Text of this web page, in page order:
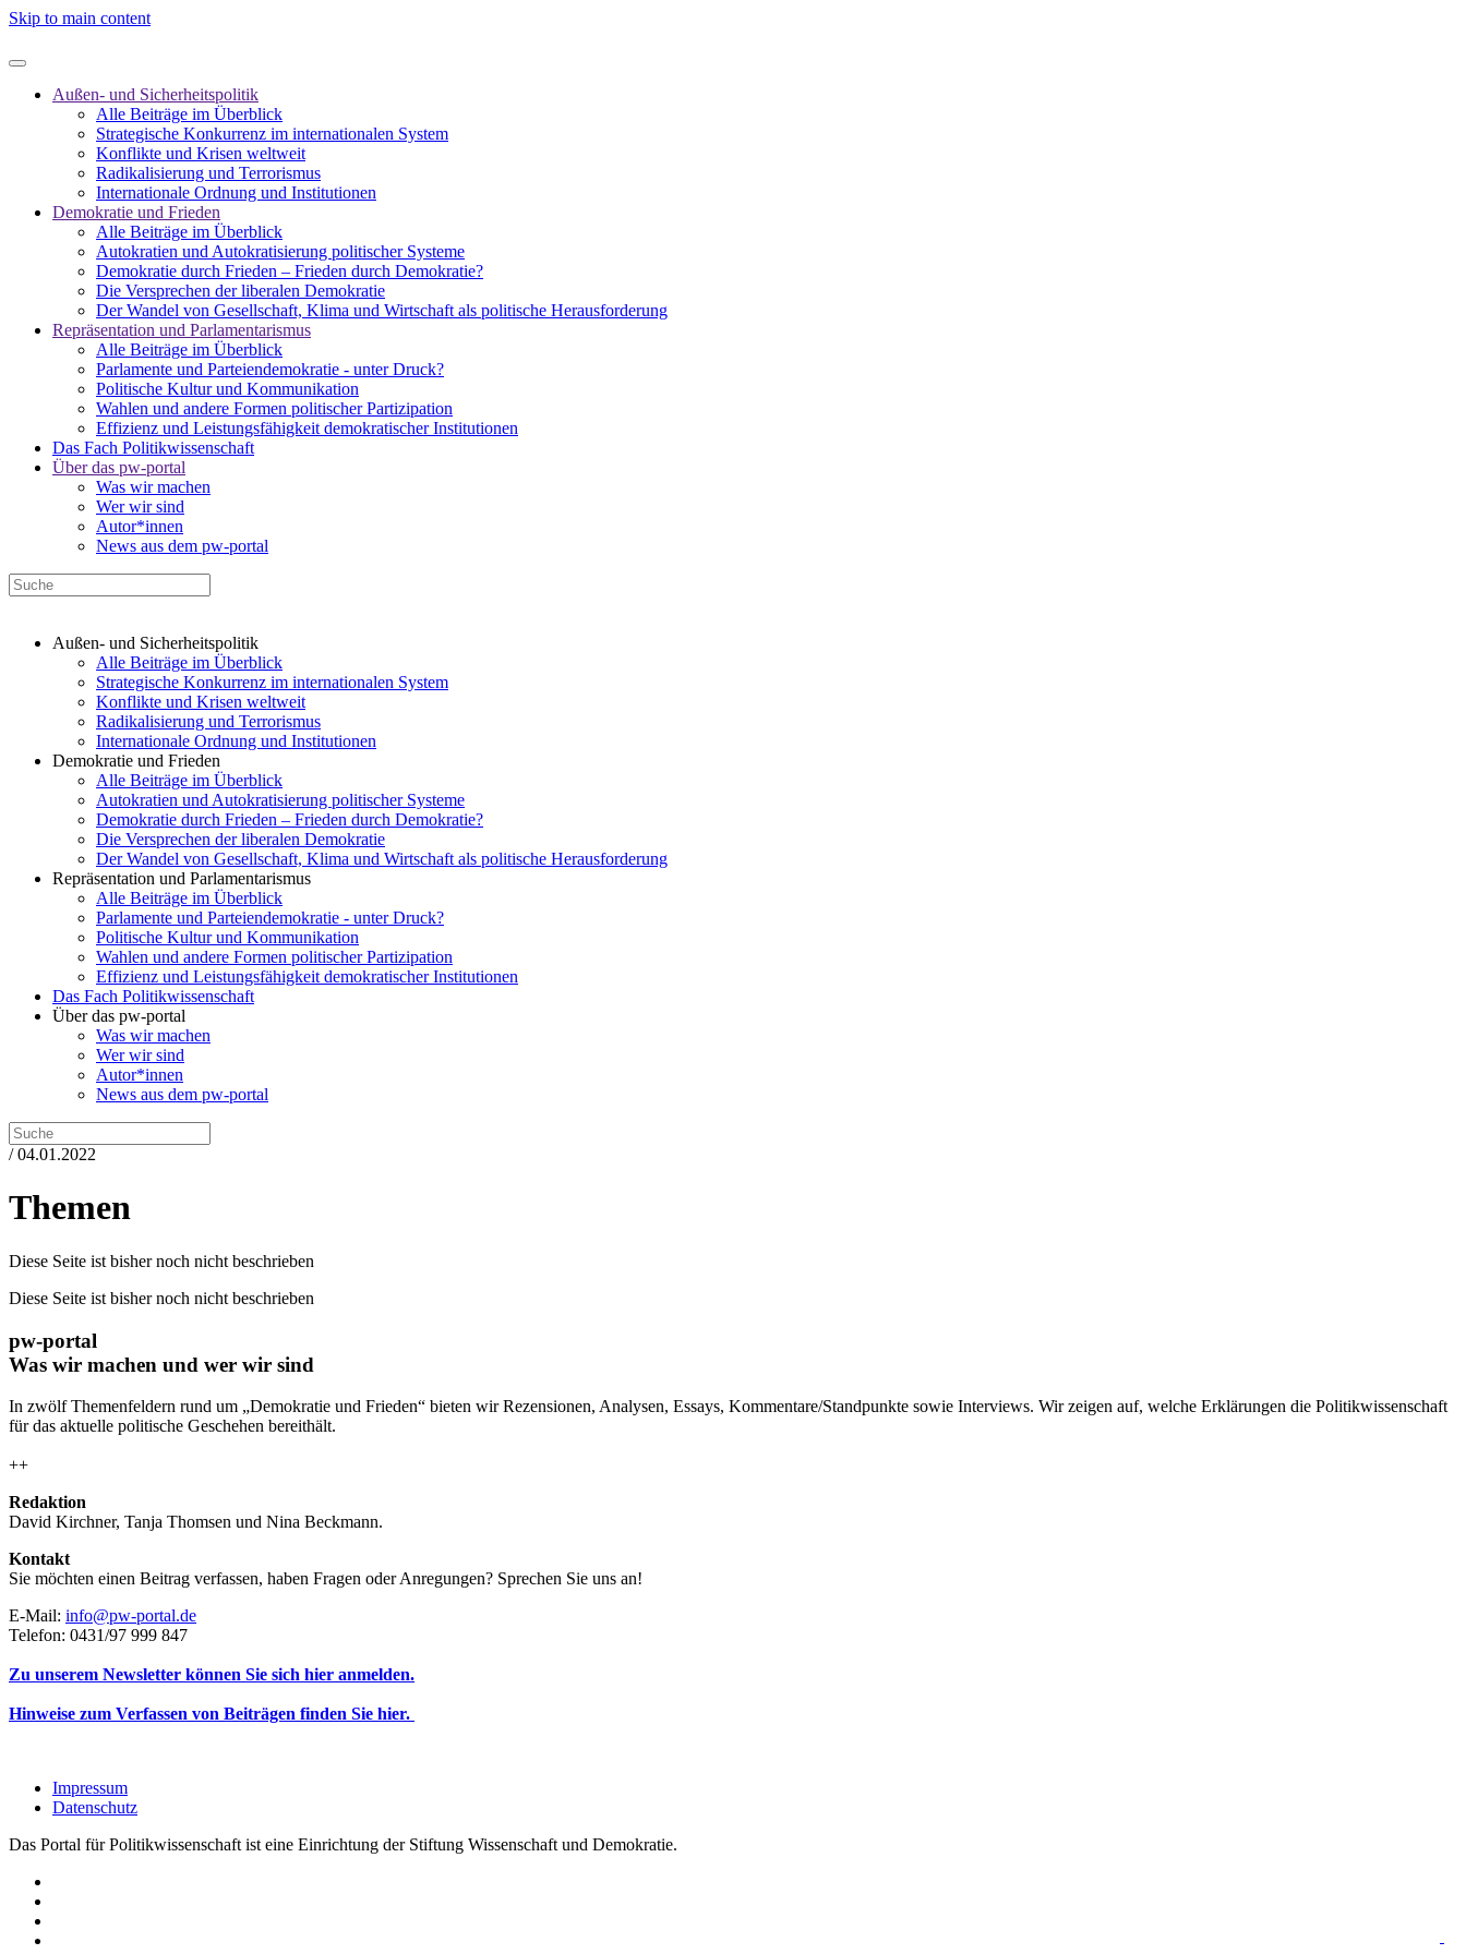
Skip to main content
Außen- und Sicherheitspolitik
Alle Beiträge im Überblick
Strategische Konkurrenz im internationalen System
Konflikte und Krisen weltweit
Radikalisierung und Terrorismus
Internationale Ordnung und Institutionen
Demokratie und Frieden
Alle Beiträge im Überblick
Autokratien und Autokratisierung politischer Systeme
Demokratie durch Frieden – Frieden durch Demokratie?
Die Versprechen der liberalen Demokratie
Der Wandel von Gesellschaft, Klima und Wirtschaft als politische Herausforderung
Repräsentation und Parlamentarismus
Alle Beiträge im Überblick
Parlamente und Parteiendemokratie - unter Druck?
Politische Kultur und Kommunikation
Wahlen und andere Formen politischer Partizipation
Effizienz und Leistungsfähigkeit demokratischer Institutionen
Das Fach Politikwissenschaft
Über das pw-portal
Was wir machen
Wer wir sind
Autor*innen
News aus dem pw-portal
Außen- und Sicherheitspolitik
Alle Beiträge im Überblick
Strategische Konkurrenz im internationalen System
Konflikte und Krisen weltweit
Radikalisierung und Terrorismus
Internationale Ordnung und Institutionen
Demokratie und Frieden
Alle Beiträge im Überblick
Autokratien und Autokratisierung politischer Systeme
Demokratie durch Frieden – Frieden durch Demokratie?
Die Versprechen der liberalen Demokratie
Der Wandel von Gesellschaft, Klima und Wirtschaft als politische Herausforderung
Repräsentation und Parlamentarismus
Alle Beiträge im Überblick
Parlamente und Parteiendemokratie - unter Druck?
Politische Kultur und Kommunikation
Wahlen und andere Formen politischer Partizipation
Effizienz und Leistungsfähigkeit demokratischer Institutionen
Das Fach Politikwissenschaft
Über das pw-portal
Was wir machen
Wer wir sind
Autor*innen
News aus dem pw-portal
/ 04.01.2022
Themen
Diese Seite ist bisher noch nicht beschrieben
Diese Seite ist bisher noch nicht beschrieben
pw-portal
Was wir machen und wer wir sind
In zwölf Themenfeldern rund um „Demokratie und Frieden“ bieten wir Rezensionen, Analysen, Essays, Kommentare/Standpunkte sowie Interviews. Wir zeigen auf, welche Erklärungen die Politikwissenschaft
für das aktuelle politische Geschehen bereithält.
++
Redaktion
David Kirchner, Tanja Thomsen und Nina Beckmann.
Kontakt
Sie möchten einen Beitrag verfassen, haben Fragen oder Anregungen? Sprechen Sie uns an!
E-Mail: info@pw-portal.de
Telefon: 0431/97 999 847
Zu unserem Newsletter können Sie sich hier anmelden.
Hinweise zum Verfassen von Beiträgen finden Sie hier.
Impressum
Datenschutz
Das Portal für Politikwissenschaft ist eine Einrichtung der Stiftung Wissenschaft und Demokratie.